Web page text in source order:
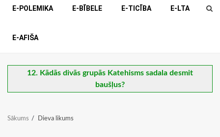
E-POLEMIKA E-BĪBELE E-TICĪBA E-LTA
E-AFIŠA
12. Kādās divās grupās Katehisms sadala desmit
baušļus?
Sākums Dieva likums